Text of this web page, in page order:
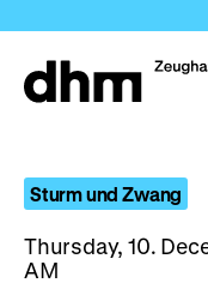
directly
the
Sturm und Zwang
Thursday, 10.
AM